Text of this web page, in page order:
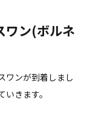
ン(ボルネ
ワンが到着しまし
きます。